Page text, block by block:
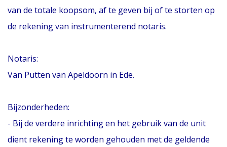
van de totale koopsom, af te geven bij of te storten op
de rekening van instrumenterend notaris.
Notaris:
Van Putten van Apeldoorn in Ede.
Bijzonderheden:
- Bij de verdere inrichting en het gebruik van de unit
dient rekening te worden gehouden met de geldende